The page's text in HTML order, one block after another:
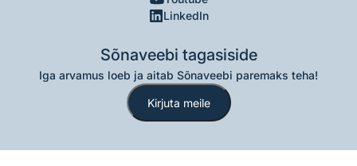
LinkedIn
Sõnaveebi tagasiside
Iga arvamus loeb ja aitab Sõnaveebi paremaks teha!
Kirjuta meile